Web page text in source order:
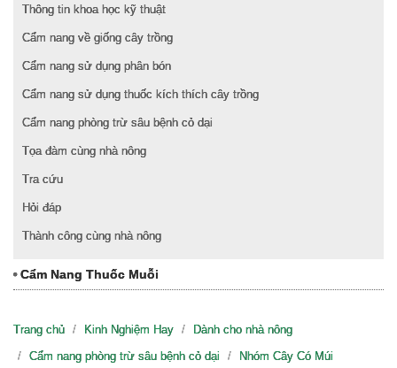
Thông tin khoa học kỹ thuật
Cẩm nang về giống cây trồng
Cẩm nang sử dụng phân bón
Cẩm nang sử dụng thuốc kích thích cây trồng
Cẩm nang phòng trừ sâu bệnh cỏ dại
Tọa đàm cùng nhà nông
Tra cứu
Hỏi đáp
Thành công cùng nhà nông
Cẩm Nang Thuốc Muỗi
Trang chủ Kinh Nghiệm Hay
Dành cho nhà nông
Cẩm nang phòng trừ sâu bệnh cỏ dại
Nhóm Cây Có Múi